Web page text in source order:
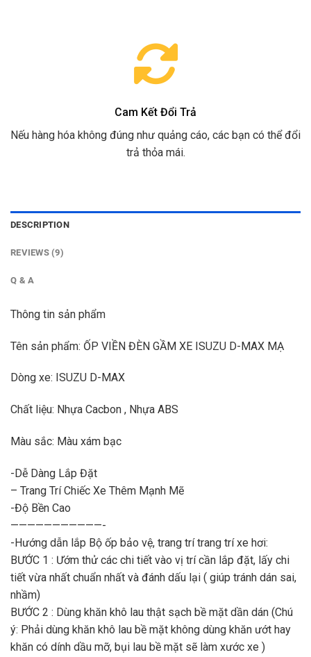
Cam Kết Đổi Trả
Nếu hàng hóa không đúng như quảng cáo, các bạn có thể đổi
trả thỏa mái.
DESCRIPTION
REVIEWS (9)
Q & A
Thông tin sản phẩm
Tên sản phẩm: ỐP VIỀN ĐÈN GẦM XE ISUZU D-MAX MẠ
Dòng xe: ISUZU D-MAX
Chất liệu: Nhựa Cacbon , Nhựa ABS
Màu sắc: Màu xám bạc
-Dễ Dàng Lắp Đặt
– Trang Trí Chiếc Xe Thêm Mạnh Mẽ
-Độ Bền Cao
———————————-
-Hướng dẫn lắp Bộ ốp bảo vệ, trang trí trang trí xe hơi:
BƯỚC 1 : Ướm thử các chi tiết vào vị trí cần lắp đặt, lấy chi
tiết vừa nhất chuẩn nhất và đánh dấu lại ( giúp tránh dán sai,
nhầm)
BƯỚC 2 : Dùng khăn khô lau thật sạch bề mặt dần dán (Chú
ý: Phải dùng khăn khô lau bề mặt không dùng khăn ướt hay
khăn có dính dầu mỡ, bụi lau bề mặt sẽ làm xước xe )